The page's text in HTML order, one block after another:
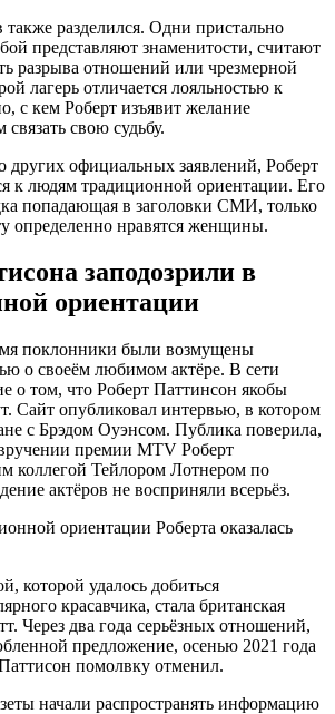
разделился. Одни пристально
представляют знаменитости, считают
разрыва отношений или чрезмерной
лагерь отличается лояльностью к
с кем Роберт изъявит желание
свою судьбу.
других официальных заявлений, Роберт
к людям традиционной ориентации. Его
попадающая в заголовки СМИ, только
определенно нравятся женщины.
заподозрили в
ориентации
поклонники были возмущены
о своеём любимом актёре. В сети
о том, что Роберт Паттинсон якобы
Сайт опубликовал интервью, в котором
с Брэдом Оуэнсом. Публика поверила,
премии MTV Роберт
коллегой Тейлором Лотнером по
актёров не восприняли всерьёз.
ориентации Роберта оказалась
которой удалось добиться
красавчика, стала британская
Через два года серьёзных отношений,
предложение, осенью 2021 года
помолвку отменил.
начали распространять информацию